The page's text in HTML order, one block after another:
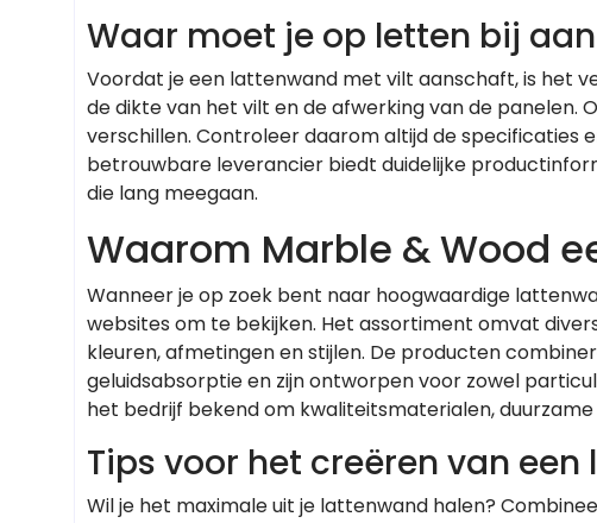
Waar moet je op letten bij
Voordat je een lattenwand met vilt aanschaft, is het
de dikte van het vilt en de afwerking van de
verschillen. Controleer daarom altijd de specificaties
betrouwbare leverancier biedt duidelijke
die lang meegaan.
Waarom Marble & Wood
Wanneer je op zoek bent naar hoogwaardige
websites om te bekijken. Het assortiment omvat
kleuren, afmetingen en stijlen. De producten
geluidsabsorptie en zijn ontworpen voor zowel
het bedrijf bekend om kwaliteitsmaterialen,
Tips voor het creëren van
Wil je het maximale uit je lattenwand halen?